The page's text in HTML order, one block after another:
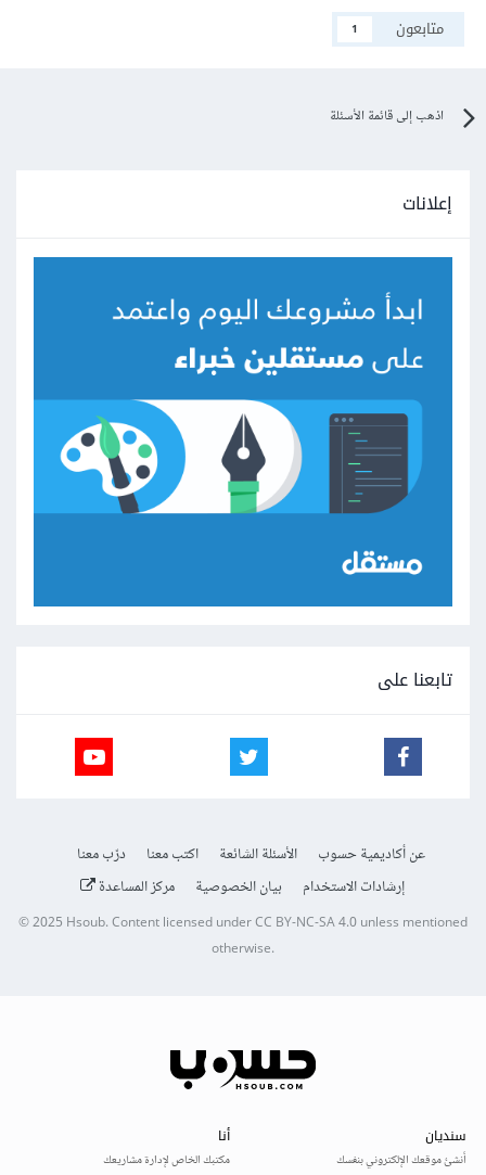
متابعون
1
اذهب إلى قائمة الأسئلة
إعلانات
تابعنا على
عن أكاديمية حسوب الأسئلة الشائعة اكتب معنا
درّب معنا
إرشادات الاستخدام
بيان الخصوصية مركز المساعدة
© 2025Hsoub.Content licensed underCC BY-NC-SA 4.0unless mentioned
otherwise.